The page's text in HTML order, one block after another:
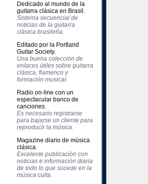
Dedicado al mundo de la
guitarra clásica en Brasil.
Sistema secuencial de
noticias de la guitarra
clásica brasileña.
Editado por la Portland
Guitar Society.
Una buena colección de
enlaces útiles sobre guitarra
clásica, flamenco y
formación musical.
Radio on-line con un
espectacular banco de
canciones.
Es necesario registrarse
para bajarse un cliente para
reproducir la música.
Magazine diario de música
clásica.
Excelente publicación con
noticias e información diaria
de todo lo que sucede en la
música culta.